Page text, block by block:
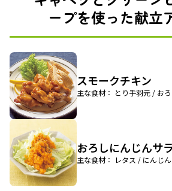
ープを使った献立
スモークチキン
主な食材： とり手羽元 / お
おろしにんじんサ
主な食材： レタス / にんじ